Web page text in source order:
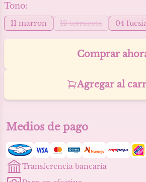
Tono:
11 marron 12 terracota 04
Comprar
Agregar al
Medios de pago
Transferencia bancaria